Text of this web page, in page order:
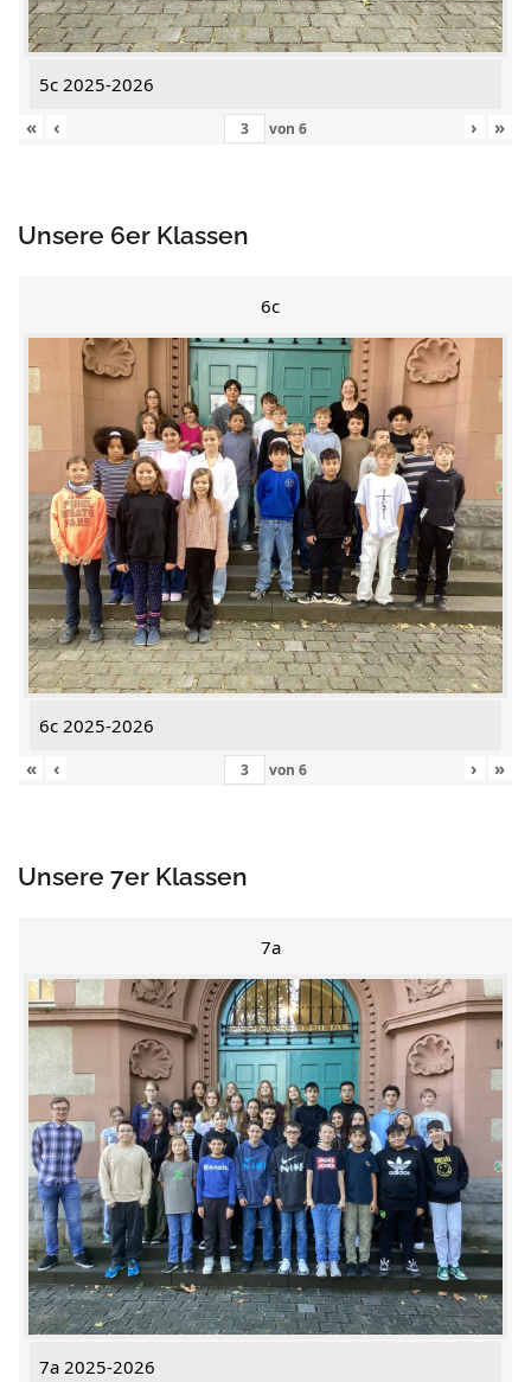
5c 2025-2026
«
‹ von 6 › »
Unsere 6er Klassen
6c
6c 2025-2026
«
‹ von 6 › »
Unsere 7er Klassen
7a
7a 2025-2026